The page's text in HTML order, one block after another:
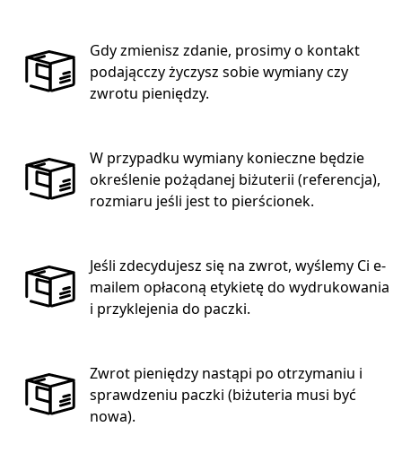
Gdy zmienisz zdanie, prosimy o kontakt
podającczy życzysz sobie wymiany czy
zwrotu pieniędzy.
W przypadku wymiany konieczne będzie
określenie pożądanej biżuterii (referencja),
rozmiaru jeśli jest to pierścionek.
Jeśli zdecydujesz się na zwrot, wyślemy Ci e-
mailem opłaconą etykietę do wydrukowania
i przyklejenia do paczki.
Zwrot pieniędzy nastąpi po otrzymaniu i
sprawdzeniu paczki (biżuteria musi być
nowa).